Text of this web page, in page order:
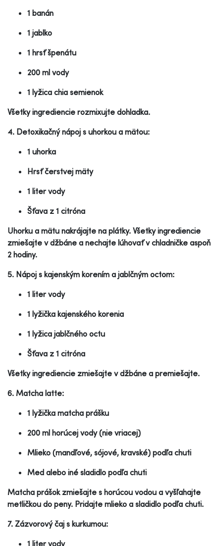
1 banán
1 jablko
1 hrsť špenátu
200 ml vody
1 lyžica chia semienok
Všetky ingrediencie rozmixujte dohladka.
4. Detoxikačný nápoj s uhorkou a mätou:
1 uhorka
Hrsť čerstvej mäty
1 liter vody
Šťava z 1 citróna
Uhorku a mätu nakrájajte na plátky. Všetky ingrediencie
zmiešajte v džbáne a nechajte lúhovať v chladničke aspoň
2 hodiny.
5. Nápoj s kajenským korením a jablčným octom:
1 liter vody
1 lyžička kajenského korenia
1 lyžica jablčného octu
Šťava z 1 citróna
Všetky ingrediencie zmiešajte v džbáne a premiešajte.
6. Matcha latte:
1 lyžička matcha prášku
200 ml horúcej vody (nie vriacej)
Mlieko (mandľové, sójové, kravské) podľa chuti
Med alebo iné sladidlo podľa chuti
Matcha prášok zmiešajte s horúcou vodou a vyšľahajte
metličkou do peny. Pridajte mlieko a sladidlo podľa chuti.
7. Zázvorový čaj s kurkumou:
1 liter vody